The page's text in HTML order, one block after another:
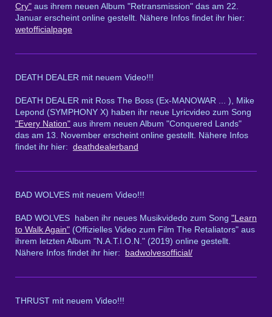
Cry" aus ihrem neuen Album "Retransmission" das am 22.
Januar erscheint online gestellt. Nähere Infos findet ihr hier:
wetofficialpage
DEATH DEALER mit neuem Video!!!
DEATH DEALER mit Ross The Boss (Ex-MANOWAR ... ), Mike
Lepond (SYMPHONY X) haben ihr neue Lyricvideo zum Song
"Every Nation" aus ihrem neuen Album "Conquered Lands"
das am 13. November erscheint online gestellt. Nähere Infos
findet ihr hier: deathdealerband
BAD WOLVES mit neuem Video!!!
BAD WOLVES haben ihr neues Musikvidedo zum Song "Learn
to Walk Again" (Offizielles Video zum Film The Retaliators" aus
ihrem letzten Album "N.A.T.I.O.N." (2019) online gestellt.
Nähere Infos findet ihr hier:
badwolvesofficial/
THRUST mit neuem Video!!!